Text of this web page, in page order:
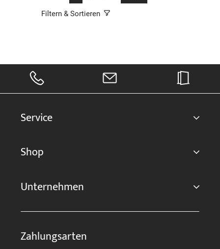
Filtern & Sortieren
Service
Shop
Unternehmen
Zahlungsarten